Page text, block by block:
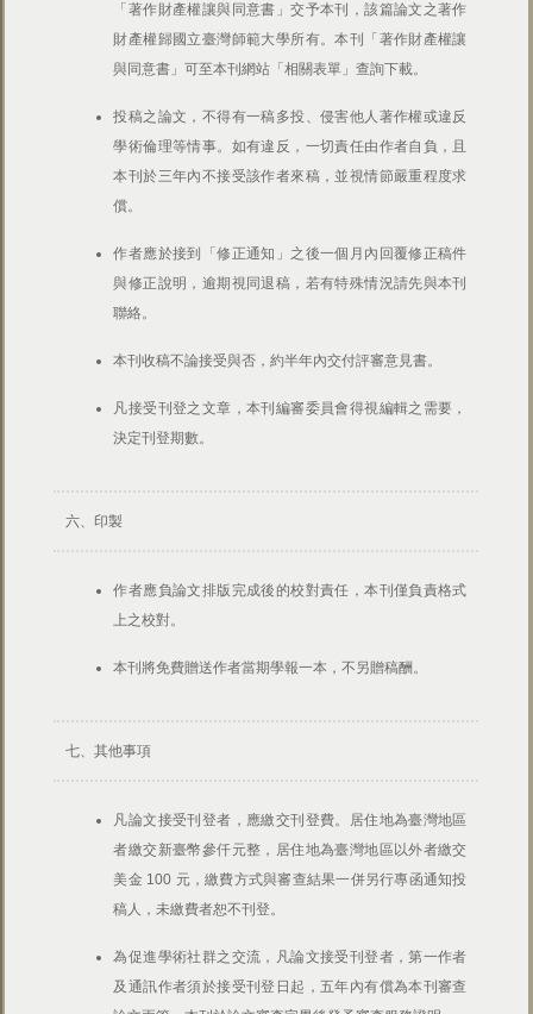
「著作財產權讓與同意書」交予本刊，該篇論文之著作
財產權歸國立臺灣師範大學所有。本刊「著作財產權讓
與同意書」可至本刊網站「相關表單」查詢下載。
投稿之論文，不得有一稿多投、侵害他人著作權或違反
學術倫理等情事。如有違反，一切責任由作者自負，且
本刊於三年內不接受該作者來稿，並視情節嚴重程度求
償。
作者應於接到「修正通知」之後一個月內回覆修正稿件
與修正說明，逾期視同退稿，若有特殊情況請先與本刊
聯絡。
本刊收稿不論接受與否，約半年內交付評審意見書。
凡接受刊登之文章，本刊編審委員會得視編輯之需要，
決定刊登期數。
六、印製
作者應負論文排版完成後的校對責任，本刊僅負責格式
上之校對。
本刊將免費贈送作者當期學報一本，不另贈稿酬。
七、其他事項
凡論文接受刊登者，應繳交刊登費。居住地為臺灣地區
者繳交新臺幣參仟元整，居住地為臺灣地區以外者繳交
美金 100 元，繳費方式與審查結果一併另行專函通知投
稿人，未繳費者恕不刊登。
為促進學術社群之交流，凡論文接受刊登者，第一作者
及通訊作者須於接受刊登日起，五年內有償為本刊審查